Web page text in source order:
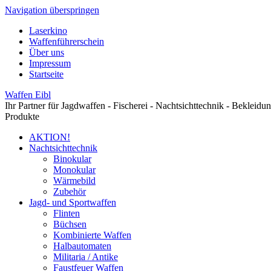
Navigation überspringen
Laserkino
Waffenführerschein
Über uns
Impressum
Startseite
Waffen Eibl
Ihr Partner für Jagdwaffen - Fischerei - Nachtsichttechnik -
Produkte
AKTION!
Nachtsichttechnik
Binokular
Monokular
Wärmebild
Zubehör
Jagd- und Sportwaffen
Flinten
Büchsen
Kombinierte Waffen
Halbautomaten
Militaria / Antike
Faustfeuer Waffen